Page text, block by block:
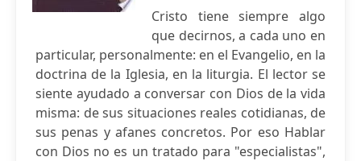
Cristo tiene siempre algo
que decirnos, a cada uno en
particular, personalmente: en el Evangelio, en la
doctrina de la Iglesia, en la liturgia. El lector se
siente ayudado a conversar con Dios de la vida
misma: de sus situaciones reales cotidianas, de
sus penas y afanes concretos. Por eso Hablar
con Dios no es un tratado para "especialistas",